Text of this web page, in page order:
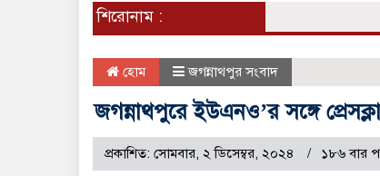
শিরোনাম :
হোম জগন্নাথপুর সংবাদ
জগন্নাথপুরে ইউএনও’র সঙ্গে
প্রকাশিত: সোমবার, ২ ডিসেম্বর, ২০২৪ ১৮৬ বার